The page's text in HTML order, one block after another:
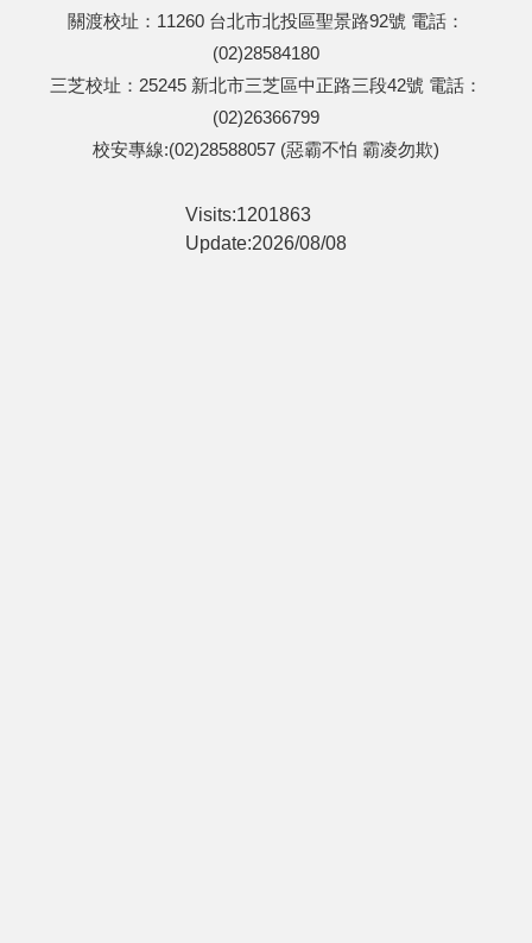
關渡校址：11260 台北市北投區聖景路92號 電話：
(02)28584180
三芝校址：25245 新北市三芝區中正路三段42號 電話：
(02)26366799
校安專線:(02)28588057 (惡霸不怕 霸凌勿欺)
Visits:1201863
Update:2026/08/08